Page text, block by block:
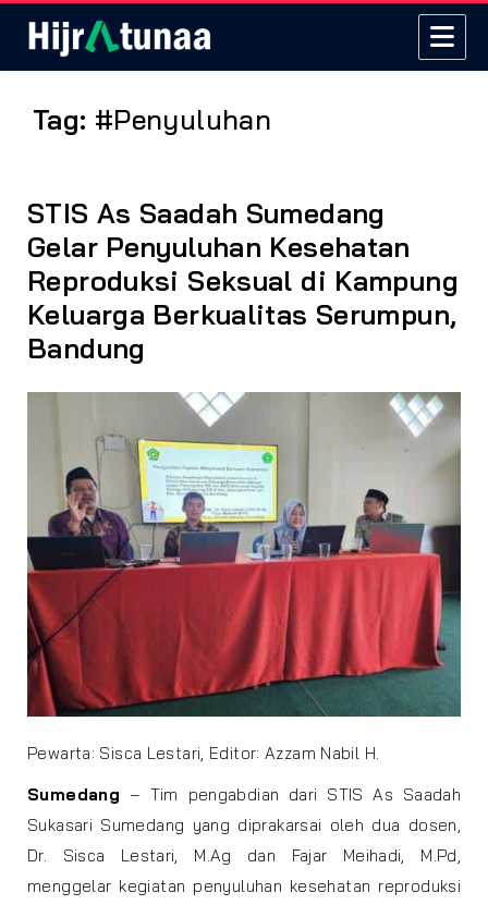
Tag: #Penyuluhan
STIS As Saadah Sumedang
Gelar Penyuluhan Kesehatan
Reproduksi Seksual di Kampung
Keluarga Berkualitas Serumpun,
Bandung
Pewarta: Sisca Lestari, Editor: Azzam Nabil H.
Sumedang – Tim pengabdian dari STIS As Saadah
Sukasari Sumedang yang diprakarsai oleh dua dosen,
Dr. Sisca Lestari, M.Ag dan Fajar Meihadi, M.Pd,
menggelar kegiatan penyuluhan kesehatan reproduksi